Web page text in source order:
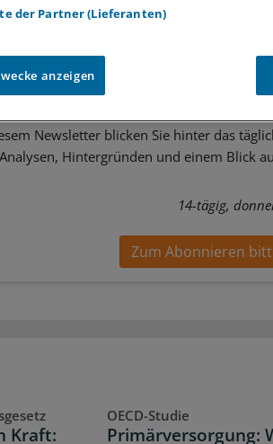
zum Thema
& Debatte
Newsletter blicken Sie hinter das
Hintergründen und einem Blick
14-tägig,
Zum Abonnieren
Kraft:
OECD-Studie
Primärversorgung:
der Partner (Lieferanten)
anzeigen